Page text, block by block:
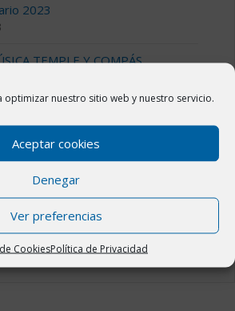
optimizar nuestro sitio web y nuestro servicio.
Aceptar cookies
Denegar
Ver preferencias
CookiesPolítica de Privacidad
2023
TEMPLE Y COMPÁS
2023 en Novillas
Cerca de Ti” en Novillas